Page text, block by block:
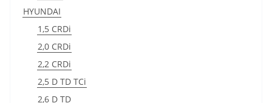
HYUNDAI
1,5 CRDi
2,0 CRDi
2,2 CRDi
2,5 D TD TCi
2,6 D TD